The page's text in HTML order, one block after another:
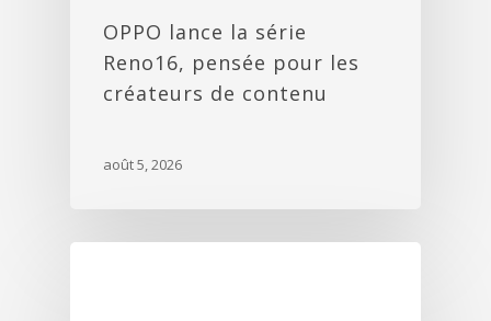
OPPO lance la série
Reno16, pensée pour les
créateurs de contenu
août 5, 2026